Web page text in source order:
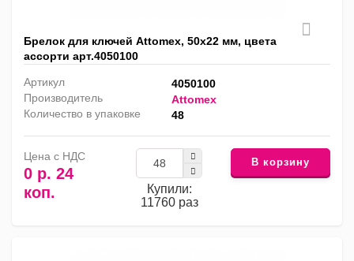
Брелок для ключей Attomex, 50x22 мм, цвета
ассорти арт.4050100
Артикул
4050100
Производитель
Attomex
Количество в упаковке
48
Цена с НДС
0 р. 24
коп.
Купили:
11760 раз
В корзину